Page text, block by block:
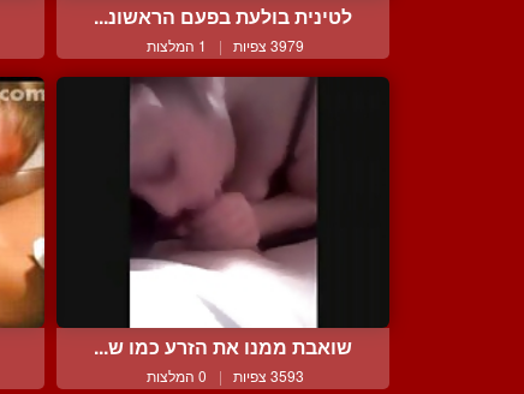
לטינית בולעת בפעם הראשונ...
3979 צפיות | 1 המלצות
שואבת ממנו את הזרע כמו ש...
3593 צפיות | 0 המלצות